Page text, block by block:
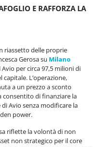
E RAFFORZA LA
riassetto delle proprie
Gerosa su Milano
per circa 97,5 milioni di
capitale. L’operazione,
a un prezzo a sconto
consentito di finanziare la
Avio senza modificare la
power.
riflette la volontà di non
non strategico per il core